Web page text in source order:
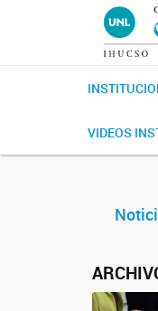
VIDEOS